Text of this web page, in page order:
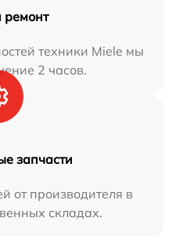
техники Miele мы
2 часов.
запчасти
от производителя в
складах.